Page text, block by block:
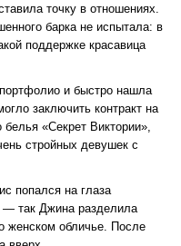
точку в отношениях.
барка не испытала: в
поддержке красавица
и быстро нашла
заключить контракт на
«Секрет Виктории»,
стройных девушек с
попался на глаза
— так Джина разделила
женском обличье. После